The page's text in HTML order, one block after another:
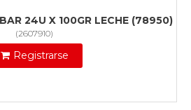
24U X 100GR LECHE (78950)
(2607910)
Registrarse